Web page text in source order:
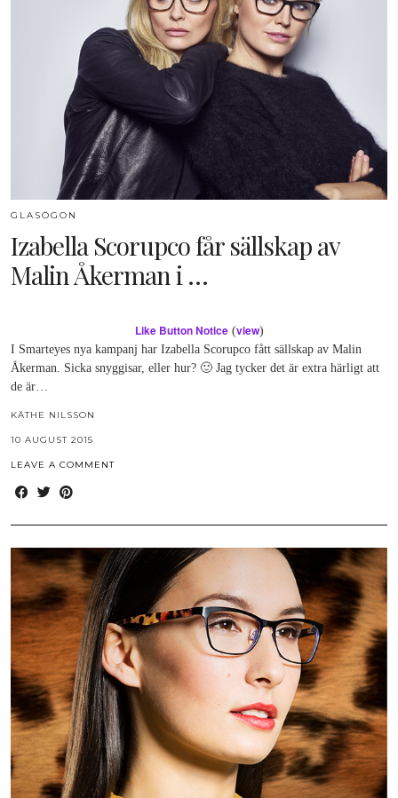
GLASÖGON
Izabella Scorupco får sällskap av
Malin Åkerman i …
Like Button Notice(view)
I Smarteyes nya kampanj har Izabella Scorupco fått sällskap av Malin
Åkerman. Sicka snyggisar, eller hur? 🙂 Jag tycker det är extra härligt att
de är…
KÄTHE NILSSON
10 AUGUST 2015
LEAVE A COMMENT